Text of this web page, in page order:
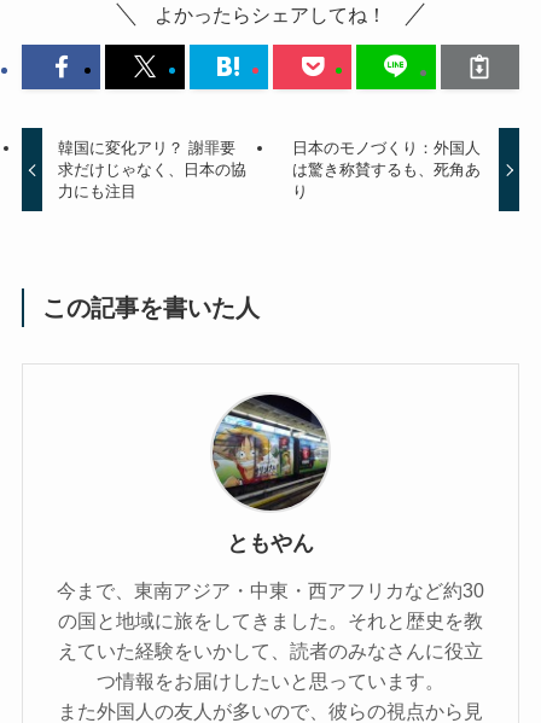
よかったらシェアしてね！
韓国に変化アリ？ 謝罪要
求だけじゃなく、日本の協
力にも注目
日本のモノづくり：外国人
は驚き称賛するも、死角あ
り
この記事を書いた人
ともやん
今まで、東南アジア・中東・西アフリカなど約30
の国と地域に旅をしてきました。それと歴史を教
えていた経験をいかして、読者のみなさんに役立
つ情報をお届けしたいと思っています。
また外国人の友人が多いので、彼らの視点から見